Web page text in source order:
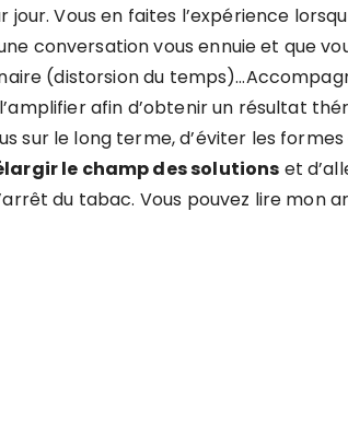
jour. Vous en faites l’expérience
conversation vous ennuie et que
(distorsion du
afin d’obtenir un résultat
sur le long terme, d’éviter les
le champ des solutions et
du tabac. Vous pouvez lire mon